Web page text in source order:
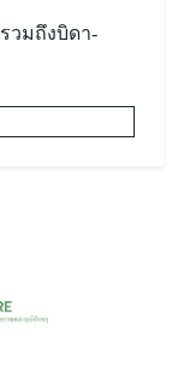
วมถึงบิดา-